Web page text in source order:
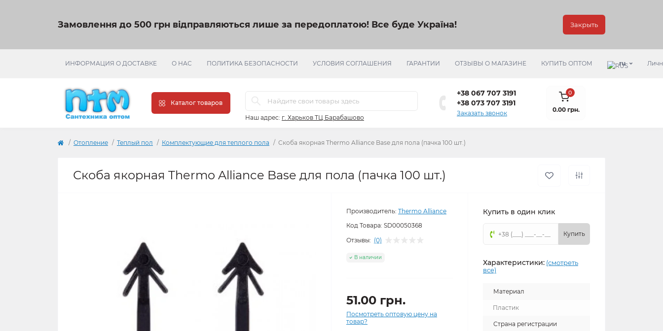
Замовлення до 500 грн відправляються лише за передоплатою! Все буде Україна! Закрыть
ИНФОРМАЦИЯ О ДОСТАВКЕ О НАС ПОЛИТИКА БЕЗОПАСНОСТИ УСЛОВИЯ СОГЛАШЕНИЯ ГАРАНТИИ ОТЗЫВЫ О МАГАЗИНЕ КУПИТЬ ОПТОМ ru
Каталог товаров
Наш адрес: г. Харьков ТЦ Барабашово
+38 067 707 3191
+38 073 707 3191
Заказать звонок
0
0.00 грн.
Отопление Теплый пол Комплектующие для теплого пола Скоба якорная Thermo Alliance Base для пола (пачка 100 шт.)
Скоба якорная Thermo Alliance Base для пола (пачка 100 шт.)
Производитель: Thermo Alliance
Код Товара: SD00050368
Отзывы: (0)
В наличии
51.00 грн.
Посмотреть оптовую цену на
товар?
Купить в один клик
Купить
Характеристики: (смотреть
все)
Материал
Пластик
Страна регистрации